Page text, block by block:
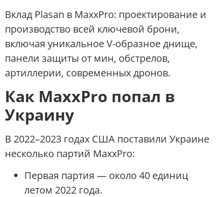
Вклад Plasan в MaxxPro: проектирование и
производство всей ключевой брони,
включая уникальное V-образное днище,
панели защиты от мин, обстрелов,
артиллерии, современных дронов.
Как MaxxPro попал в
Украину
В 2022–2023 годах США поставили Украине
несколько партий MaxxPro:
Первая партия — около 40 единиц
летом 2022 года.